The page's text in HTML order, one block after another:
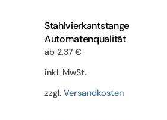
Stahlvierkantstange
Automatenqualität
ab 2,37 €
inkl. MwSt.
zzgl. Versandkosten